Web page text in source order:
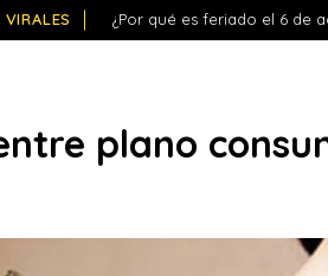
VIRALES ¿Por qué es feriado el 6 de
plano